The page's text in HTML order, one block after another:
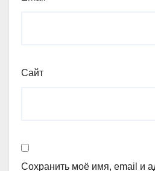
Сайт
Сохранить моё имя, email и